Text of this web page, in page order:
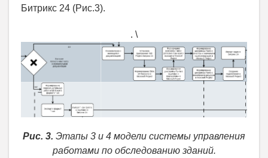
Битрикс 24 (Рис.3).
. \
Рис. 3. Этапы 3 и 4 модели системы управления
работами по обследованию зданий.